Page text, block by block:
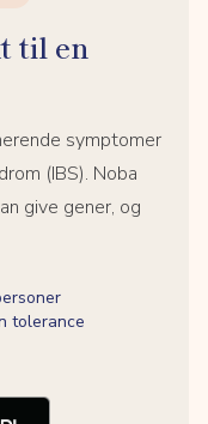
til en
symptomer
(IBS). Noba
give gener, og
tolerance